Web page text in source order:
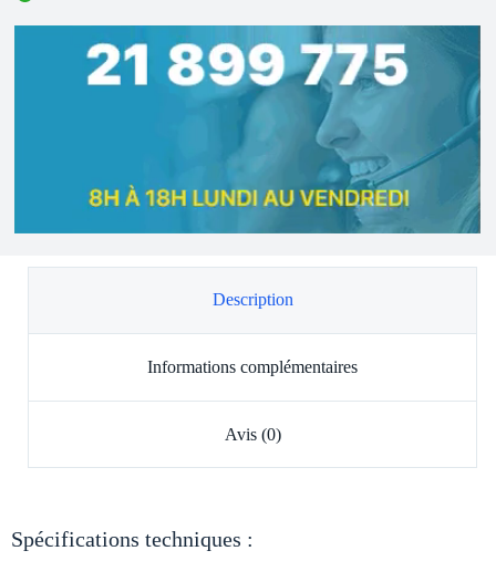
Description
Informations complémentaires
Avis (0)
Spécifications techniques :